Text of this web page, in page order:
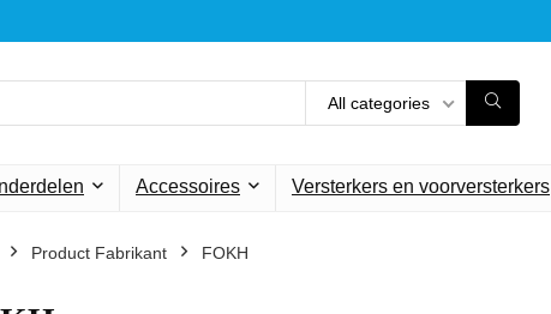
All categories
Accessoires Versterkers en voorversterkers
Product Fabrikant ‎FOKH